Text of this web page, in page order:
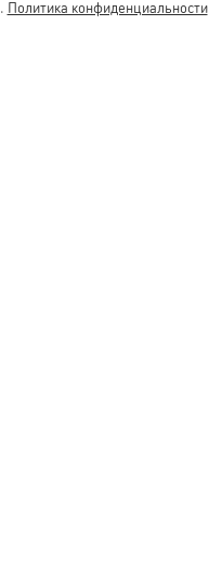
. Политика конфиденциальности